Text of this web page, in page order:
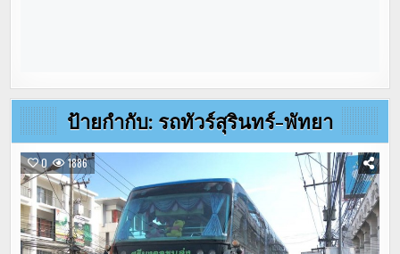
ป้ายกำกับ: รถทัวร์สุรินทร์-พัทยา
0 1886